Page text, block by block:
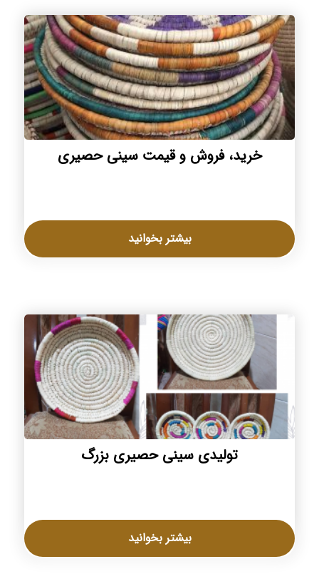
خرید، فروش و قیمت سینی حصیری
بیشتر بخوانید
تولیدی سینی حصیری بزرگ
بیشتر بخوانید